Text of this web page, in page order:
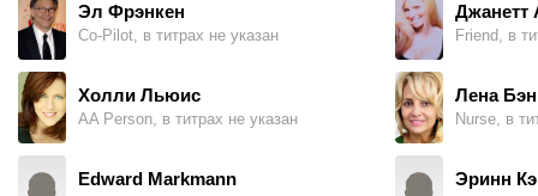
Эл Фрэнкен
Co-Pilot, в титрах не указан
Холли Льюис
AA Person, в титрах не указан
Edward Markmann
Джанетт
Friend, в
Лена
Nurse, в
Эринн